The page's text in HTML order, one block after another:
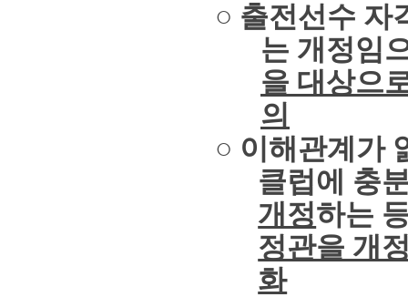
○ 출전선수 자
는 개정임
을 대상으
의
○ 이해관계가
클럽에 충
개정하는
정관을 개
화